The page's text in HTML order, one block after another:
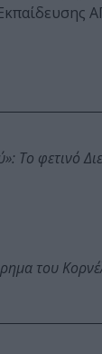
Το φετινό
του